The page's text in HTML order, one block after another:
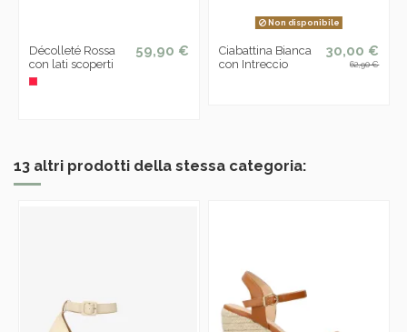
Décolleté Rossa
con lati scoperti
59,90 €
Non disponibile
Ciabattina Bianca
con Intreccio
30,00 €
62,90 €
13 altri prodotti della stessa categoria: